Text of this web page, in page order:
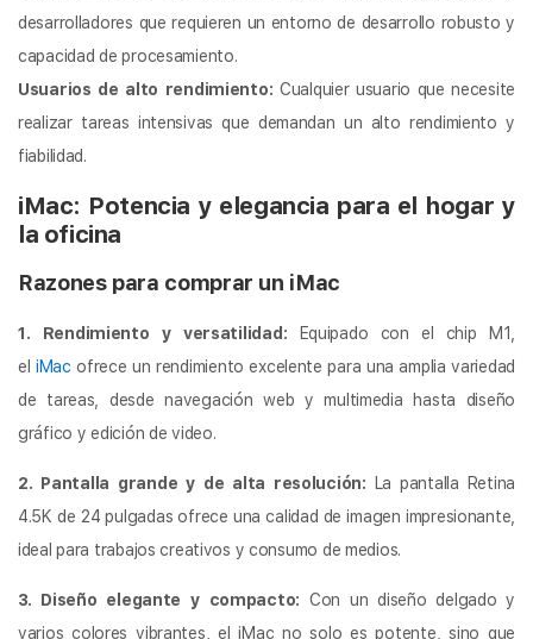
desarrolladores que requieren un entorno de desarrollo robusto y
capacidad de procesamiento.
Usuarios de alto rendimiento: Cualquier usuario que necesite
realizar tareas intensivas que demandan un alto rendimiento y
fiabilidad.
iMac: Potencia y elegancia para el hogar y
la oficina
Razones para comprar un iMac
1. Rendimiento y versatilidad: Equipado con el chip M1,
el iMac ofrece un rendimiento excelente para una amplia variedad
de tareas, desde navegación web y multimedia hasta diseño
gráfico y edición de video.
2. Pantalla grande y de alta resolución: La pantalla Retina
4.5K de 24 pulgadas ofrece una calidad de imagen impresionante,
ideal para trabajos creativos y consumo de medios.
3. Diseño elegante y compacto: Con un diseño delgado y
varios colores vibrantes, el iMac no solo es potente, sino que